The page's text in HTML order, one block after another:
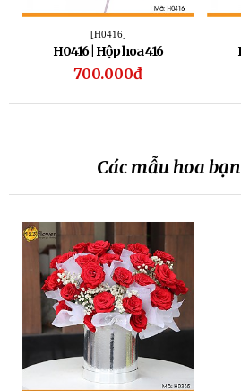
[H0416]
H0416 | Hộp hoa 416
700.000đ
Các mẫu hoa